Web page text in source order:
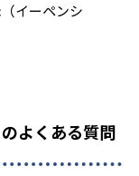
イーペンシ
よくある質問